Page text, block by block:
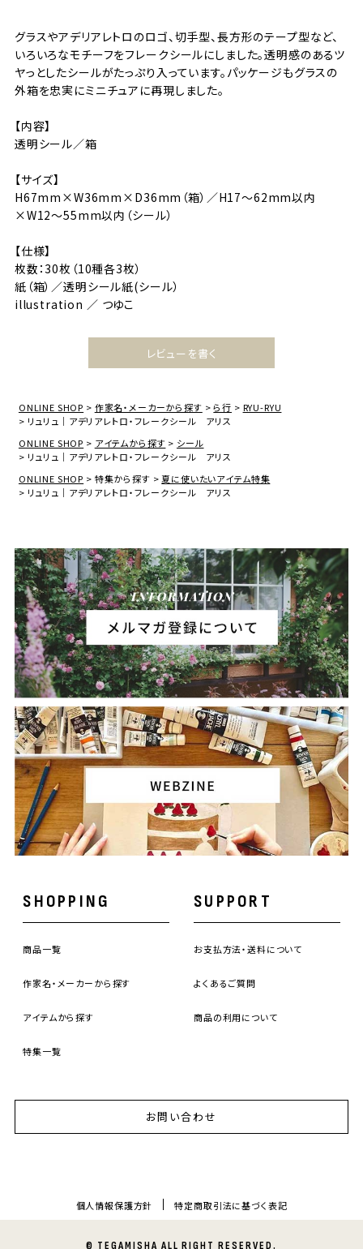
グラスやアデリアレトロのロゴ、切手型、長方形のテープ型など、
いろいろなモチーフをフレークシールにしました。透明感のあるツ
ヤっとしたシールがたっぷり入っています。パッケージもグラスの
外箱を忠実にミニチュアに再現しました。
【内容】
透明シール／箱
【サイズ】
H67mm×W36mm×D36mm（箱）／H17～62mm以内
×W12～55mm以内（シール）
【仕様】
枚数：30枚（10種各3枚）
紙（箱）／透明シール紙(シール）
illustration ／ つゆこ
レビューを書く
ONLINE SHOP 作家名・メーカーから探す ら行
RYU-RYU
リュリュ｜アデリアレトロ・フレークシール アリス
ONLINE SHOP
アイテムから探す
シール
リュリュ｜アデリアレトロ・フレークシール アリス
ONLINE SHOP
特集から探す
夏に使いたいアイテム特集
リュリュ｜アデリアレトロ・フレークシール アリス
SHOPPING
商品一覧
作家名・メーカーから探す
アイテムから探す
特集一覧
SUPPORT
お支払方法・送料について
よくあるご質問
商品の利用について
お問い合わせ
個人情報保護方針 特定商取引法に基づく表記
© TEGAMISHA ALL RIGHT RESERVED.